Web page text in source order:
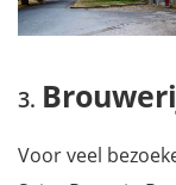
Voor veel